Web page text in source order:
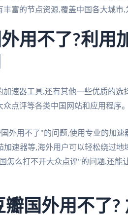
丰富的节点资源,覆盖中国各大城市,
用不了?利用
加速器工具,还有其他一些优质的
点评等各类中国网站和应用程序。
外用不了"的问题,使用专业的加速
加速器等,海外用户可以轻松绕过
怎么打不开大众点评"的问题,还能
瓣国外用不了